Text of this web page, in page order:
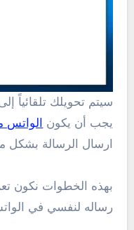
سيتم تحويلك تلقائياً
يجب أن يكون
الواتس
ارسال الرسالة بشكل
بهذه الخطوات نكون
رساله لنفسي في